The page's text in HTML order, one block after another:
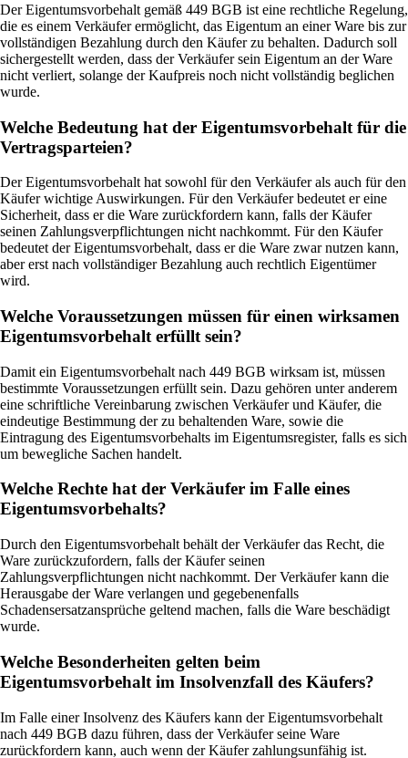
Der Eigentumsvorbehalt gemäß 449 BGB ist eine rechtliche Regelung,
die es einem Verkäufer ermöglicht, das Eigentum an einer Ware bis zur
vollständigen Bezahlung durch den Käufer zu behalten. Dadurch soll
sichergestellt werden, dass der Verkäufer sein Eigentum an der Ware
nicht verliert, solange der Kaufpreis noch nicht vollständig beglichen
wurde.
Welche Bedeutung hat der Eigentumsvorbehalt für die
Vertragsparteien?
Der Eigentumsvorbehalt hat sowohl für den Verkäufer als auch für den
Käufer wichtige Auswirkungen. Für den Verkäufer bedeutet er eine
Sicherheit, dass er die Ware zurückfordern kann, falls der Käufer
seinen Zahlungsverpflichtungen nicht nachkommt. Für den Käufer
bedeutet der Eigentumsvorbehalt, dass er die Ware zwar nutzen kann,
aber erst nach vollständiger Bezahlung auch rechtlich Eigentümer
wird.
Welche Voraussetzungen müssen für einen wirksamen
Eigentumsvorbehalt erfüllt sein?
Damit ein Eigentumsvorbehalt nach 449 BGB wirksam ist, müssen
bestimmte Voraussetzungen erfüllt sein. Dazu gehören unter anderem
eine schriftliche Vereinbarung zwischen Verkäufer und Käufer, die
eindeutige Bestimmung der zu behaltenden Ware, sowie die
Eintragung des Eigentumsvorbehalts im Eigentumsregister, falls es sich
um bewegliche Sachen handelt.
Welche Rechte hat der Verkäufer im Falle eines
Eigentumsvorbehalts?
Durch den Eigentumsvorbehalt behält der Verkäufer das Recht, die
Ware zurückzufordern, falls der Käufer seinen
Zahlungsverpflichtungen nicht nachkommt. Der Verkäufer kann die
Herausgabe der Ware verlangen und gegebenenfalls
Schadensersatzansprüche geltend machen, falls die Ware beschädigt
wurde.
Welche Besonderheiten gelten beim
Eigentumsvorbehalt im Insolvenzfall des Käufers?
Im Falle einer Insolvenz des Käufers kann der Eigentumsvorbehalt
nach 449 BGB dazu führen, dass der Verkäufer seine Ware
zurückfordern kann, auch wenn der Käufer zahlungsunfähig ist.